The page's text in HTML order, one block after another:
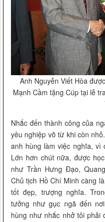
Anh Nguyễn Viết Hòa
Mạnh Cầm tặng Cúp tại lễ
Nhắc đến thành công của
yêu nghiệp võ từ khi còn
anh hùng làm việc nghĩa,
Lớn hơn chút nữa, được
như Trần Hưng Đạo,
Chủ tịch Hồ Chí Minh càng
tốt đẹp, trượng nghĩa.
tưởng như gục ngã đến
hùng như nhắc nhở tôi phải